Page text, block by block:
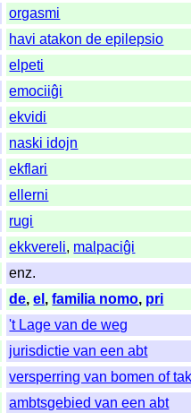
orgasmi
havi atakon de epilepsio
elpeti
emociiĝi
ekvidi
naski idojn
ekflari
ellerni
rugi
ekkvereli, malpaciĝi
enz.
de,el ,familia nomo, pri
't Lage van de weg
jurisdictie van een abt
versperring van bomen of
ambtsgebied van een abt